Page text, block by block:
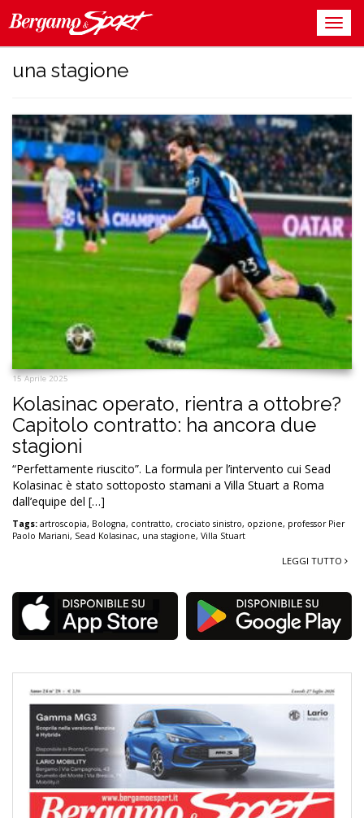
una stagione
15 Aprile 2025
Kolasinac operato, rientra a ottobre?
Capitolo contratto: ha ancora due
stagioni
“Perfettamente riuscito”. La formula per l’intervento cui Sead
Kolasinac è stato sottoposto stamani a Villa Stuart a Roma
dall’equipe del […]
Tags: artroscopia, Bologna, contratto, crociato sinistro, opzione, professor Pier
Paolo Mariani, Sead Kolasinac, una stagione, Villa Stuart
LEGGI TUTTO